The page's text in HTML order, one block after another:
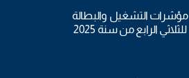
مؤشرات التشغيل والبطالة
للثلاثي الرابع من سنة 2025